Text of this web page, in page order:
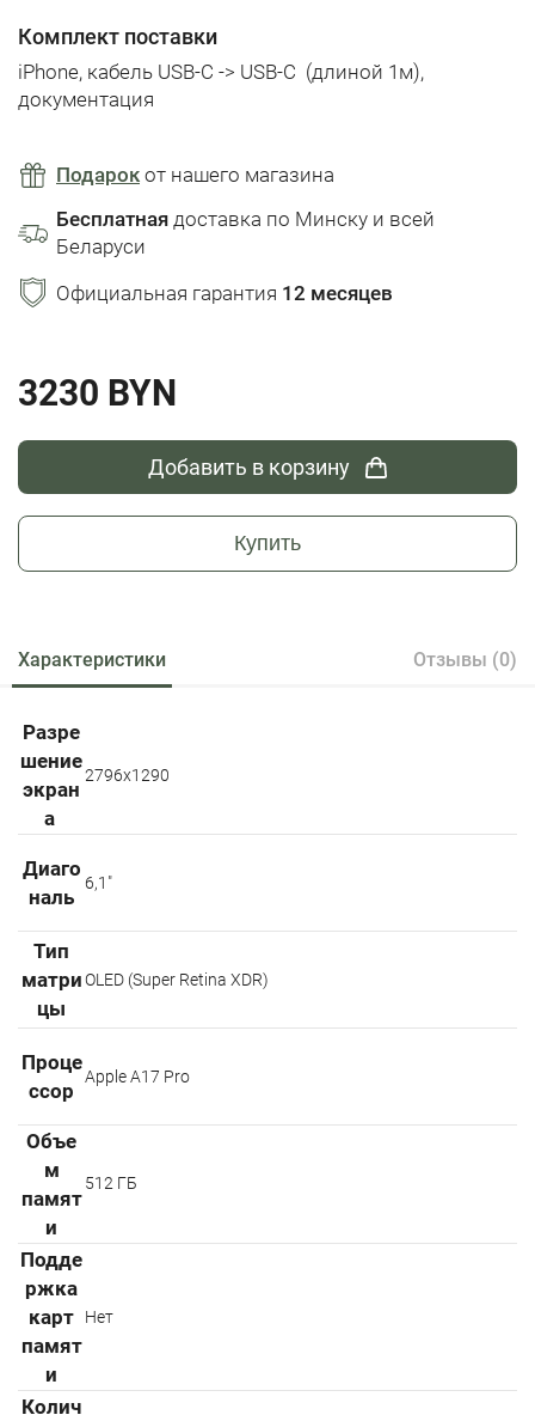
Комплект поставки
iPhone, кабель USB-C -> USB-C (длиной 1м),
документация
Подарок от нашего магазина
Бесплатная доставка по Минску и всей
Беларуси
Официальная гарантия 12 месяцев
3230 BYN
Добавить в корзину
Купить
Характеристики Отзывы (0)
Разре
шение
экран
а
2796x1290
Диаго
наль
6,1"
Тип
матри
цы
OLED (Super Retina XDR)
Проце
ссор
Apple А17 Pro
Объе
м
памят
и
512 ГБ
Подде
ржка
карт
памят
и
Нет
Колич